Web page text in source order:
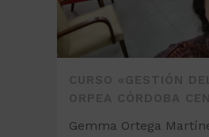
Gemma Ortega